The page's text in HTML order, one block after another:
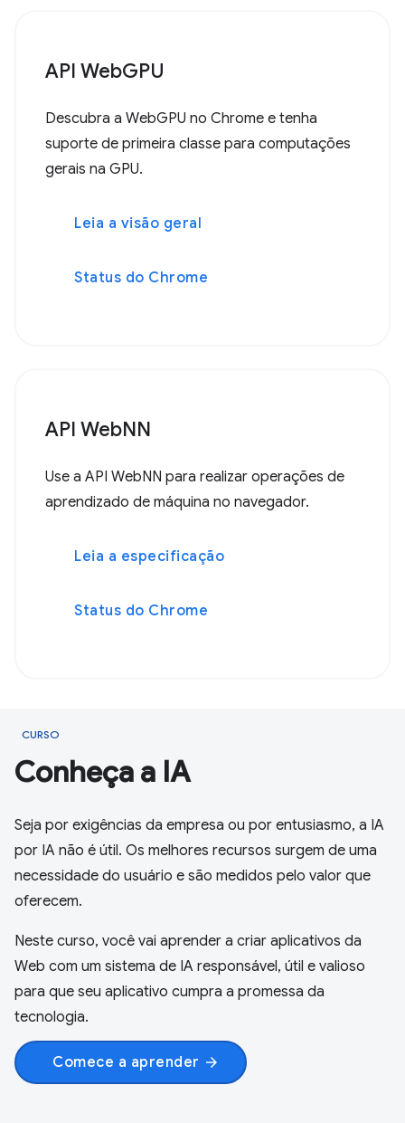
API WebGPU
Descubra a WebGPU no Chrome e tenha
suporte de primeira classe para computações
gerais na GPU.
Leia a visão geral
Status do Chrome
API WebNN
Use a API WebNN para realizar operações de
aprendizado de máquina no navegador.
Leia a especificação
Status do Chrome
CURSO
Conheça a IA
Seja por exigências da empresa ou por entusiasmo, a IA
por IA não é útil. Os melhores recursos surgem de uma
necessidade do usuário e são medidos pelo valor que
oferecem.
Neste curso, você vai aprender a criar aplicativos da
Web com um sistema de IA responsável, útil e valioso
para que seu aplicativo cumpra a promessa da
tecnologia.
Comece a aprender arrow_forward